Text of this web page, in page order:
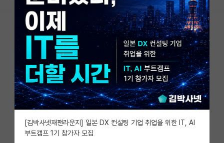
커뮤니티
커뮤니티 홈
전체글보기
베스트 게시판
IF 명예의전당
자유 게시판(아무개랩)
미국 유학 게시판
[김박사넷재팬라운지] 일본 DX 컨설팅 기업 취업을 위한 IT, AI
부트캠프 1기 참가자 모집